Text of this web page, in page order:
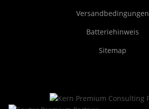
Versandbedingungen
Batteriehinweis
Sitemap